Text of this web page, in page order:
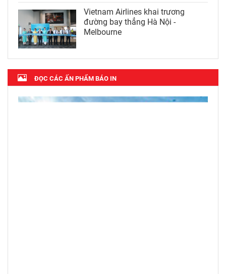
Vietnam Airlines khai trương
đường bay thẳng Hà Nội -
Melbourne
ĐỌC CÁC ẤN PHẨM BÁO IN